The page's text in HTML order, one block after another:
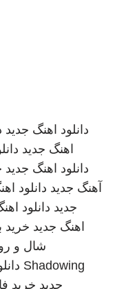
دانلود اهنگ جدید
اهنگ جدید
دانلود اهنگ جدید
آهنگ جدید دانلود
جدید دانلود
اهنگ جدید خرید
شال و
Shadowing
جدید خرید